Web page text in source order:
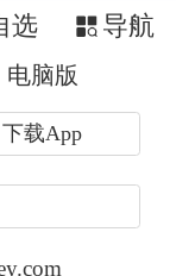
的研发努
极材料和
较低的劣
全性和价
选 导航
电脑版
下载App